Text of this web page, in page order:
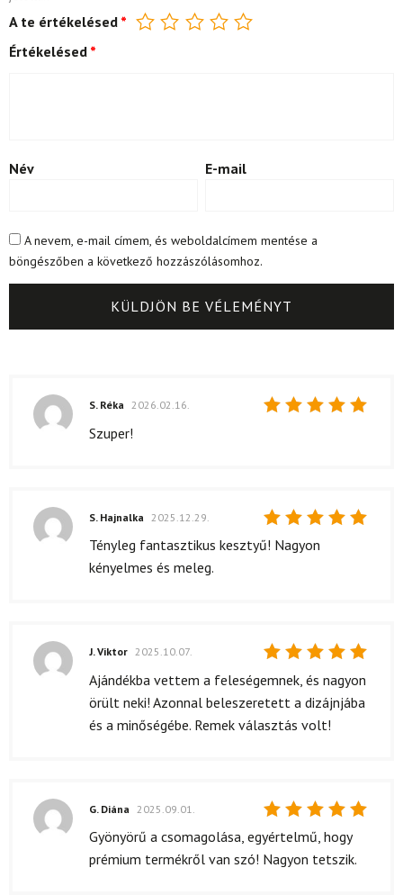
A te értékelésed *
Értékelésed *
Név E-mail
A nevem, e-mail címem, és weboldalcímem mentése a
böngészőben a következő hozzászólásomhoz.
S. Réka 2026.02.16.
Szuper!
Értékelés:
/ 5
S. Hajnalka 2025.12.29.
Tényleg fantasztikus kesztyű! Nagyon
kényelmes és meleg.
Értékelés:
/ 5
J. Viktor 2025.10.07.
Ajándékba vettem a feleségemnek, és nagyon
örült neki! Azonnal beleszeretett a dizájnjába
és a minőségébe. Remek választás volt!
Értékelés:
5
G. Diána 2025.09.01.
Gyönyörű a csomagolása, egyértelmű, hogy
prémium termékről van szó! Nagyon tetszik.